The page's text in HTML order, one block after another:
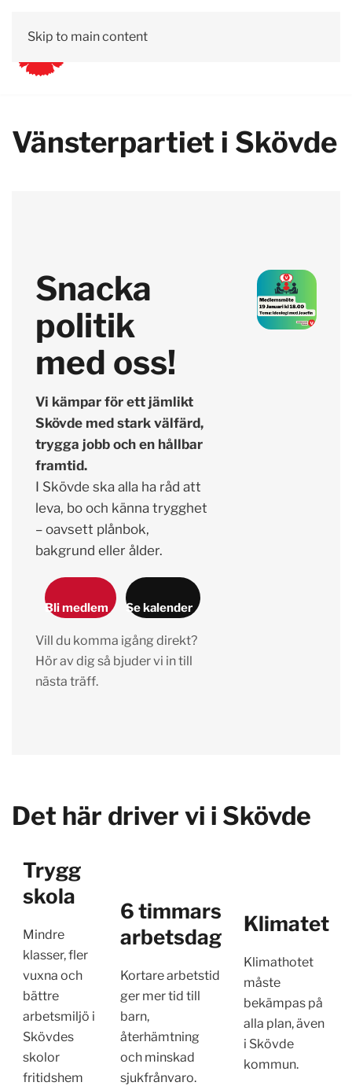
Skip to main content
Vänsterpartiet i Skövde
Snacka
politik
med oss!
Vi kämpar för ett jämlikt
Skövde med stark välfärd,
trygga jobb och en hållbar
framtid.
I Skövde ska alla ha råd att
leva, bo och känna trygghet
– oavsett plånbok,
bakgrund eller ålder.
Bli medlem Se kalender
Vill du komma igång direkt?
Hör av dig så bjuder vi in till
nästa träff.
Det här driver vi i Skövde
Trygg
skola
Mindre
klasser, fler
vuxna och
bättre
arbetsmiljö i
Skövdes
skolor
fritidshem
6 timmars
arbetsdag
Kortare arbetstid
ger mer tid till
barn,
återhämtning
och minskad
sjukfrånvaro.
Klimatet
Klimathotet
måste
bekämpas på
alla plan, även
i Skövde
kommun.